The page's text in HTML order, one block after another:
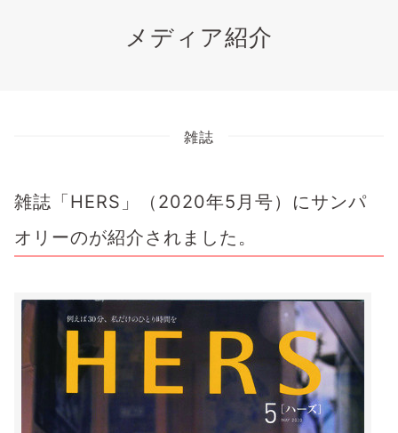
メディア紹介
雑誌
雑誌「HERS」（2020年5月号）にサンパ
オリーのが紹介されました。